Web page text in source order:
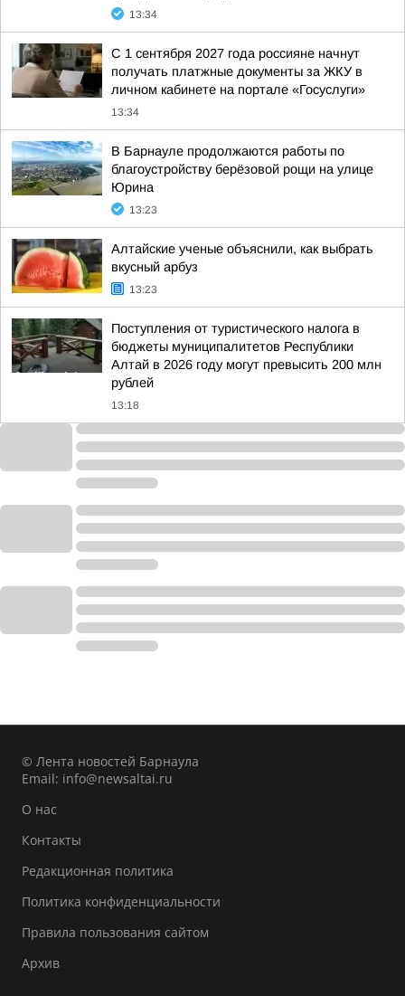
13:34
С 1 сентября 2027 года россияне начнут
получать платжные документы за ЖКУ в
личном кабинете на портале «Госуслуги»
13:34
В Барнауле продолжаются работы по
благоустройству берёзовой рощи на улице
Юрина
13:23
Алтайские ученые объяснили, как выбрать
вкусный арбуз
13:23
Поступления от туристического налога в
бюджеты муниципалитетов Республики
Алтай в 2026 году могут превысить 200 млн
рублей
13:18
© Лента новостей Барнаула
Email: info@newsaltai.ru
О нас
Контакты
Редакционная политика
Политика конфиденциальности
Правила пользования сайтом
Архив